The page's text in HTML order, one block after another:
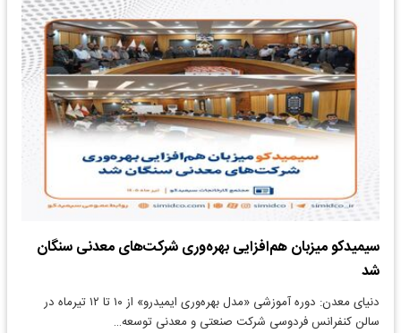
سیمیدکو میزبان هم‌افزایی بهره‌وری شرکت‌های معدنی سنگان
شد
دنیای معدن: دوره آموزشی «مدل بهره‌وری ایمیدرو» از ۱۰ تا ۱۲ تیرماه در
سالن کنفرانس فردوسی شرکت صنعتی و معدنی توسعه…